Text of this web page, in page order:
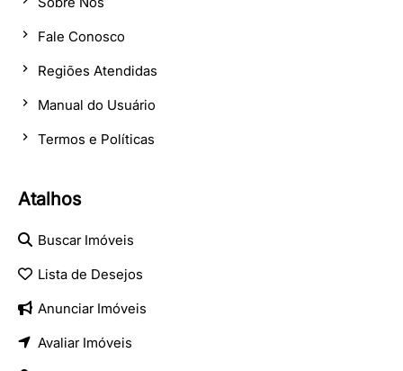
Fale Conosco
Regiões Atendidas
Manual do Usuário
Termos e Políticas
Atalhos
Buscar Imóveis
Lista de Desejos
Anunciar Imóveis
Avaliar Imóveis